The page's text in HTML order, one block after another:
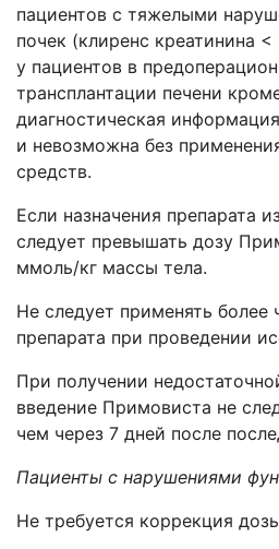
пациентов с тяжелыми
почек (клиренс креатинина
у пациентов в
трансплантации печени
диагностическая
и невозможна без
средств.
Если назначения препарата
следует превышать дозу
ммоль/кг массы тела.
Не следует применять более
препарата при проведении
При получении
введение Примовиста не
чем через 7 дней после
Пациенты с нарушениями
Не требуется коррекция